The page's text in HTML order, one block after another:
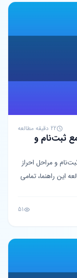
22 دقیقه مطالعه
ثبت‌نام و
و مراحل احراز
این راهنما، تمامی
51